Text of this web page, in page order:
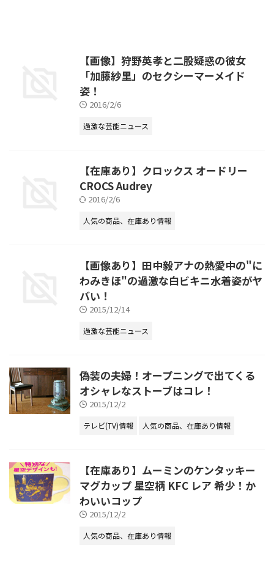
【画像】狩野英孝と二股疑惑の彼女
「加藤紗里」のセクシーマーメイド
姿！
2016/2/6
過激な芸能ニュース
【在庫あり】クロックス オードリー
CROCS Audrey
2016/2/6
人気の商品、在庫あり情報
【画像あり】田中毅アナの熱愛中の"に
わみきほ"の過激な白ビキニ水着姿がヤ
バい！
2015/12/14
過激な芸能ニュース
偽装の夫婦！オープニングで出てくる
オシャレなストーブはコレ！
2015/12/2
テレビ(TV)情報 人気の商品、在庫あり情報
【在庫あり】ムーミンのケンタッキー
マグカップ 星空柄 KFC レア 希少！か
わいいコップ
2015/12/2
人気の商品、在庫あり情報